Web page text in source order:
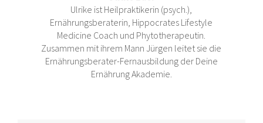
Ulrike ist Heilpraktikerin (psych.),
Ernährungsberaterin, Hippocrates Lifestyle
Medicine Coach und Phytotherapeutin.
Zusammen mit ihrem Mann Jürgen leitet sie die
Ernährungsberater-Fernausbildung der Deine
Ernährung Akademie.